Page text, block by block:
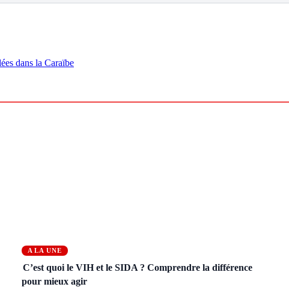
dans la Caraïbe
A LA UNE
C’est quoi le VIH et le SIDA ? Comprendre la différence
pour mieux agir